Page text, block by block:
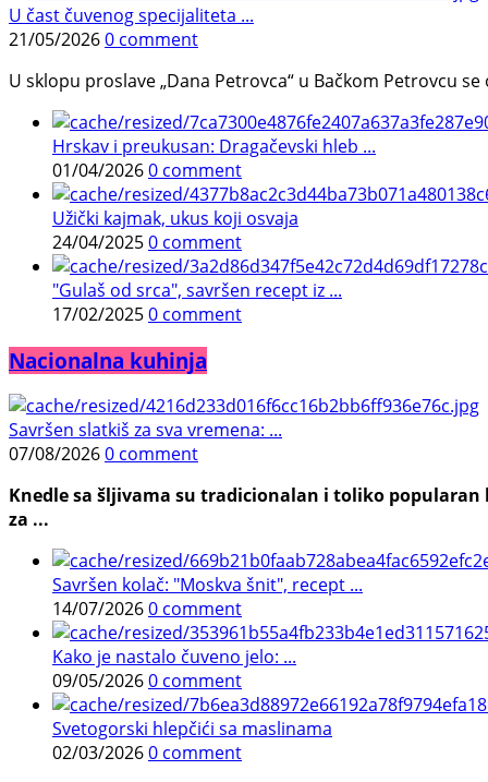
U čast čuvenog specijaliteta ...
21/05/20260 comment
U sklopu proslave „Dana Petrovca“ u Bačkom Petrovcu
Hrskav i preukusan: Dragačevski hleb ...
01/04/20260 comment
Užički kajmak, ukus koji osvaja
24/04/20250 comment
"Gulaš od srca", savršen recept iz ...
17/02/20250 comment
Nacionalna kuhinja
Savršen slatkiš za sva vremena: ...
07/08/20260 comment
Knedle sa šljivama su tradicionalan i toliko popularan
za ...
Savršen kolač: "Moskva šnit", recept ...
14/07/20260 comment
Kako je nastalo čuveno jelo: ...
09/05/20260 comment
Svetogorski hlepčići sa maslinama
02/03/20260 comment